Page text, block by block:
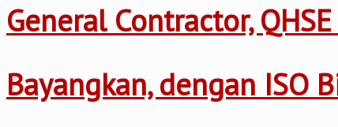
General Contractor,
Bayangkan, dengan ISO